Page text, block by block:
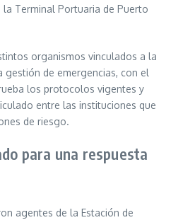
la Terminal Portuaria de Puerto
organismos vinculados a la
gestión de emergencias, con el
los protocolos vigentes y
entre las instituciones que
de riesgo.
para una respuesta
agentes de la Estación de